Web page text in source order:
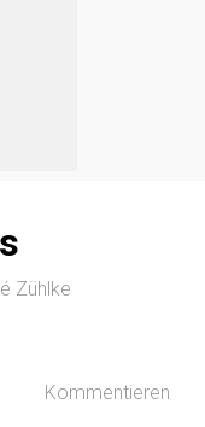
Zühlke
Kommentieren